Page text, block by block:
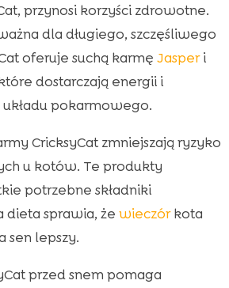
przynosi korzyści zdrowotne.
dla długiego, szczęśliwego
oferuje suchą karmę Jasperi
dostarczają energii i
pokarmowego.
CricksyCat zmniejszają ryzyko
u kotów. Te produkty
potrzebne składniki
dieta sprawia, że wieczórkota
sen lepszy.
przed snem pomaga